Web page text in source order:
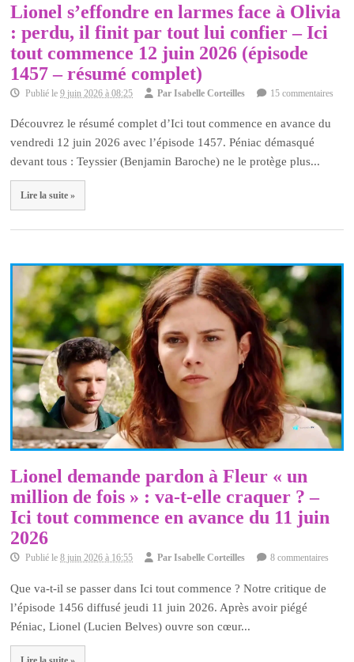
Lionel s’effondre en larmes face à Olivia
: perdu, il finit par tout lui confier – Ici
tout commence 12 juin 2026 (épisode
1457 – résumé complet)
Publié le9 juin 2026 à 08:25 ParIsabelle Corteilles 15 commentaires
Découvrez le résumé complet d’Ici tout commence en avance du
vendredi 12 juin 2026 avec l’épisode 1457. Péniac démasqué
devant tous : Teyssier (Benjamin Baroche) ne le protège plus...
Lire la suite »
Lionel demande pardon à Fleur « un
million de fois » : va-t-elle craquer ? –
Ici tout commence en avance du 11 juin
2026
Publié le8 juin 2026 à 16:55 ParIsabelle Corteilles 8 commentaires
Que va-t-il se passer dans Ici tout commence ? Notre critique de
l’épisode 1456 diffusé jeudi 11 juin 2026. Après avoir piégé
Péniac, Lionel (Lucien Belves) ouvre son cœur...